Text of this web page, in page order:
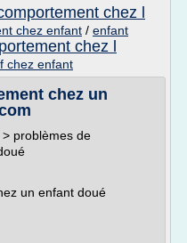
chez l
chez enfant / enfant
chez l
chez enfant
chez un
problèmes de
un enfant doué